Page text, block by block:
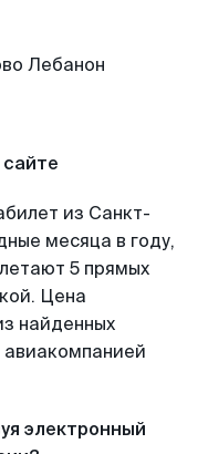
из Санкт-
месяца в году,
5 прямых
Цена
найденных
электронный